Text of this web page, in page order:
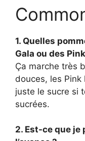
1. Quelles
Gala ou des
Ça marche très
douces, les
juste le sucre si
sucrées.
2. Est-ce que je